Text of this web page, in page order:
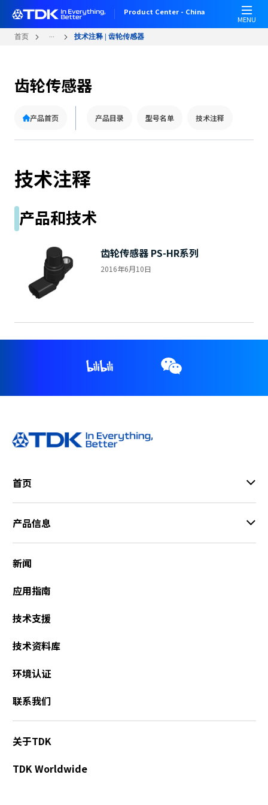
Product Center - China
MENU
首页 ... 技术注释 | 齿轮传感器
齿轮传感器
产品首页 产品目录 型号名单 技术注释
技术注释
产品和技术
齿轮传感器 PS-HR系列
2016年6月10日
首页
产品信息
新闻
应用指南
技术支援
技术资料库
环境认证
联系我们
关于TDK
TDK Worldwide